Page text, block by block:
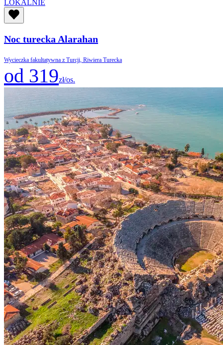
LOKALNIE
Noc turecka Alarahan
Wycieczka fakultatywna z Turcji, Riwiera Turecka
od 319zł/os.